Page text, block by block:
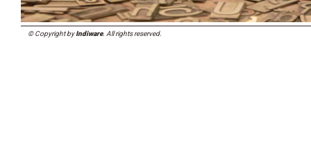
© Copyright byIndiware. All rights reserved.